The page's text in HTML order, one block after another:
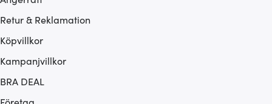
Retur & Reklamation
Köpvillkor
Kampanjvillkor
BRA DEAL